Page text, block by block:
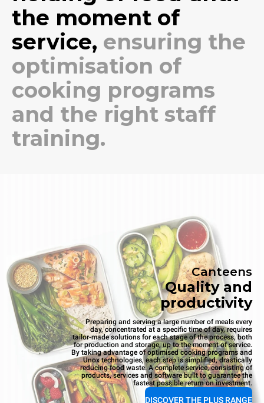
the moment of
service, ensuring the
optimisation of
cooking programs
and the right staff
training.
Canteens
Quality and
productivity
Preparing and serving a large number of meals every
day, concentrated at a specific time of day, requires
tailor-made solutions for each stage of the process, both
for production and storage, up to the moment of service.
By taking advantage of optimised cooking programs and
Unox technologies, each step is simplified, drastically
reducing food waste. A complete service, consisting of
products, services and software built to guarantee the
fastest possible return on investment.
DISCOVER THE PLUS RANGE